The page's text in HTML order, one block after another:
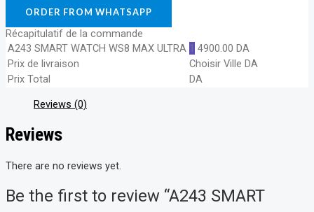
ORDER FROM WHATSAPP
Récapitulatif de la commande
A243 SMART WATCH WS8 MAX ULTRA 1 4900.00 DA
Prix de livraison
Choisir Ville DA
Prix Total
DA
Reviews (0)
Reviews
There are no reviews yet.
Be the first to review “A243 SMART